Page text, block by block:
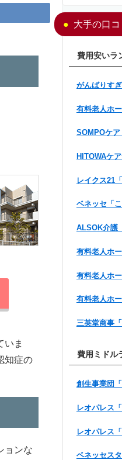
いま
知症の
ョンな
大手の口コ
費用安いラ
がんばりす
有料老人ホ
SOMPOケア
HITOWAケ
レイクス21
ベネッセ「こ
ALSOK介護
有料老人ホ
有料老人ホ
有料老人ホ
三英堂商事
費用ミドル
創生事業団
レオパレス
レオパレス
ベネッセス